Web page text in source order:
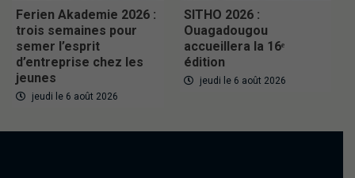
Ferien Akademie 2026 :
trois semaines pour
semer l’esprit
d’entreprise chez les
jeunes
jeudi le 6 août 2026
SITHO 2026 :
Ouagadougou
accueillera la 16ᵉ
édition
jeudi le 6 août 2026